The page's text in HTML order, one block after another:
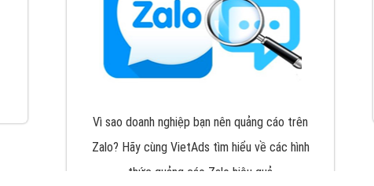
hiểu về chiến dịch quảng cáo Youtube sẽ tư
vấn bạn giải pháp tối ưu, hiệu quả nhất